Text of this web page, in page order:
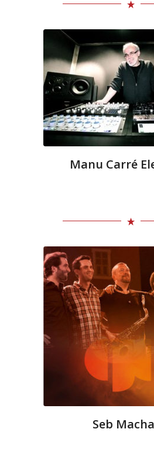
Manu Carré
Seb